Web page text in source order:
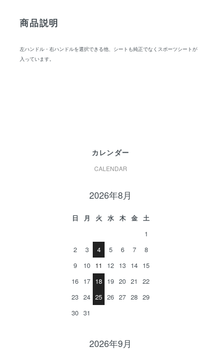
商品説明
左ハンドル・右ハンドルを選択できる他、シートも純正でなくスポーツシートが
入っています。
カレンダー
CALENDAR
2026年8月
日 月 火 水 木 金
土
1
2
3 4 5 6 7
8
9
10 11 12 13 14 15
16 17 18 19 20 21
22
23 24 25 26 27 28 29
30 31
2026年9月